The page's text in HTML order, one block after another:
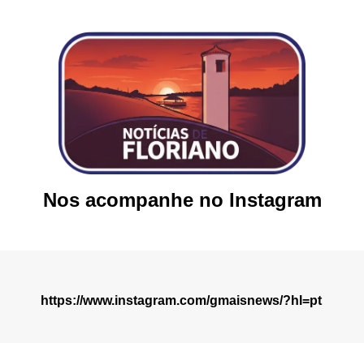
Nos acompanhe no Instagram
https://www.instagram.com/gmaisnews/?hl=pt